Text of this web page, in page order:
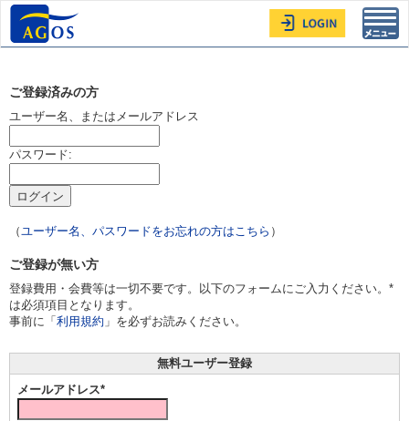
ご登録済みの方
ユーザー名、またはメールアドレス
パスワード:
（ユーザー名、パスワードをお忘れの方はこちら ）
ご登録が無い方
登録費用・会費等は一切不要です。以下のフォームにご入力ください。*
は必須項目となります。
事前に「 利用規約 」を必ずお読みください。
無料ユーザー登録
メールアドレス*